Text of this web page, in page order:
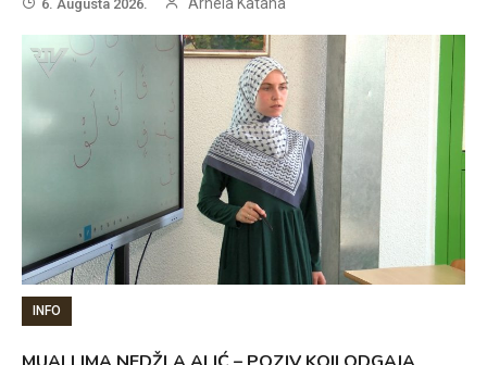
6. Augusta 2026. Arnela Katana
INFO